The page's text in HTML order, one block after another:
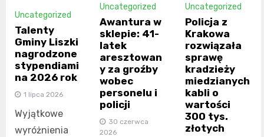
Uncategorized
Talenty
Gminy Liszki
nagrodzone
stypendiami
na 2026 rok
1 lipca 2026
Wyjątkowe
wyróżnienia
Uncategorized
Awantura w
sklepie: 41-
latek
aresztowan
y za groźby
wobec
personelu i
policji
30 czerwca
2026
Uncategorized
Policja z
Krakowa
rozwiązała
sprawę
kradzieży
miedzianych
kabli o
wartości
300 tys.
złotych